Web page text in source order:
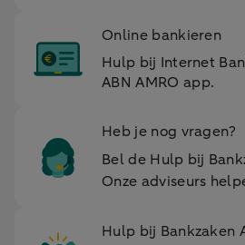
Online bankieren
Hulp bij Internet
ABN AMRO app.
Heb je nog vragen?
Bel de Hulp bij
Onze adviseurs
Hulp bij Bankzaken